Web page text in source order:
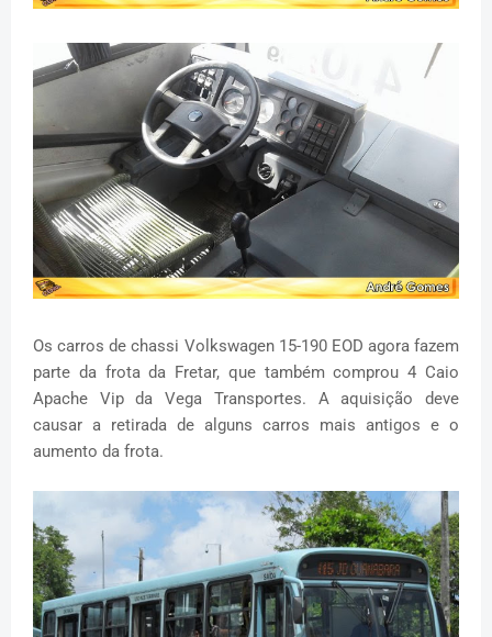
Os carros de chassi Volkswagen 15-190 EOD agora fazem
parte da frota da Fretar, que também comprou 4 Caio
Apache Vip da Vega Transportes. A aquisição deve
causar a retirada de alguns carros mais antigos e o
aumento da frota.